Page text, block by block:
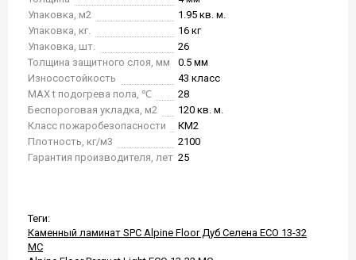
Упаковка, м2
1.95 кв. м.
Упаковка, кг.
16 кг
Упаковка, шт.
26
Толщина защитного слоя, мм
0.5 мм
Износостойкость
43 класс
MAX t подогрева пола, ℃
28
Беспороговая укладка, м2
120 кв. м.
Класс пожаробезопасности
КМ2
Плотность, кг/м3
2100
Гарантия производителя, лет 25
Теги:
Каменный ламинат SPC Alpine Floor Дуб Селена ЕСО 13-32
MC